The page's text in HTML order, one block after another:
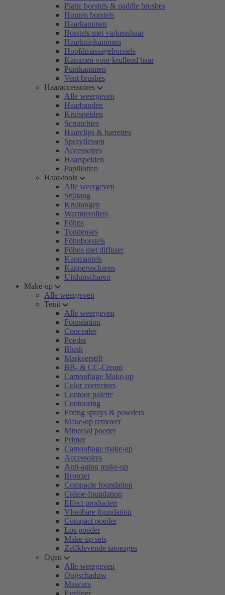
Platte borstels & paddle brushes
Houten borstels
Haarkammen
Borstels met varkenshaar
Haarknipkammen
Hoofdmassageborstels
Kammen voor krullend haar
Puntkammen
Vent brushes
Haaraccessoires
Alle weergeven
Haarbanden
Krulspelden
Scrunchies
Haarclips & barrettes
Sprayflessen
Accessoires
Haarspelden
Papillotten
Haar-tools
Alle weergeven
Stijltang
Krultangen
Warmterollers
Föhns
Tondeuses
Föhnborstels
Föhns met diffuser
Kapmantels
Kappersscharen
Uitdunscharen
Make-up
Alle weergeven
Teint
Alle weergeven
Foundation
Concealer
Poeder
Blush
Markeerstift
BB- & CC-Cream
Camouflage Make-up
Color correctors
Contour palette
Contouring
Fixing sprays & powders
Make-up remover
Mineraal poeder
Primer
Camouflage make-up
Accessoires
Anti-aging make-up
Bronzer
Compacte foundation
Crème-foundation
Effect producten
Vloeibare foundation
Compact poeder
Los poeder
Make-up sets
Zelfklevende tatoeages
Ogen
Alle weergeven
Oogschaduw
Mascara
Eyeliner